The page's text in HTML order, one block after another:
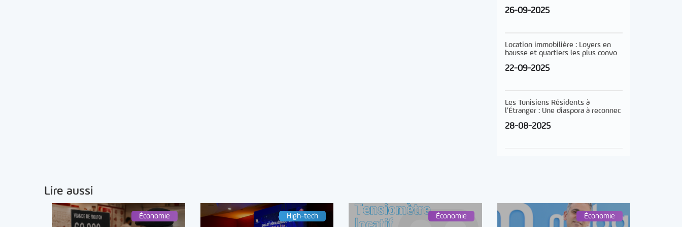
26-09-2025
Location immobilière : Loyers en
hausse et quartiers les plus convo
22-09-2025
Les Tunisiens Résidents à
l’Étranger : Une diaspora à reconnec
28-08-2025
Lire aussi
Économie High-tech Économie Économie